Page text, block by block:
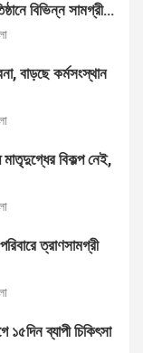
বিভিন্ন সামগ্রী
বাড়ছে কর্মসংস্থান
বিকল্প নেই,
ত্রাণসামগ্রী
১৫দিন ব্যাপী চিকিৎসা